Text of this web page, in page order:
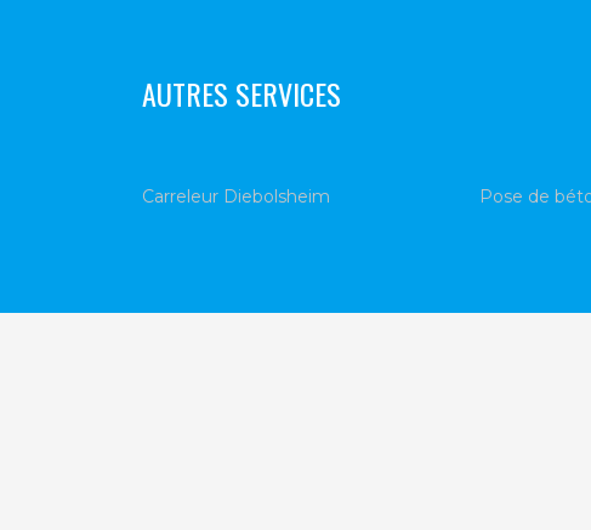
AUTRES SERVICES
Carreleur Diebolsheim Pose de